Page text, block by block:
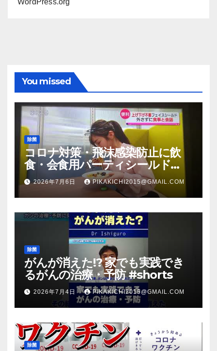
You missed
除菌
コロナ対策・飛沫感染防止に飲
食・会食用パーティシールド
（マスク会食代替品）ＦＢＣ福井
放送のＴＶ番組での紹介映像
2026年7月6日 PIKAKICHI2015@GMAIL.COM
除菌
がんが消えた!? 家でも実践でき
るがんの治療・予防 #shorts
2026年7月4日 PIKAKICHI2015@GMAIL.COM
除菌